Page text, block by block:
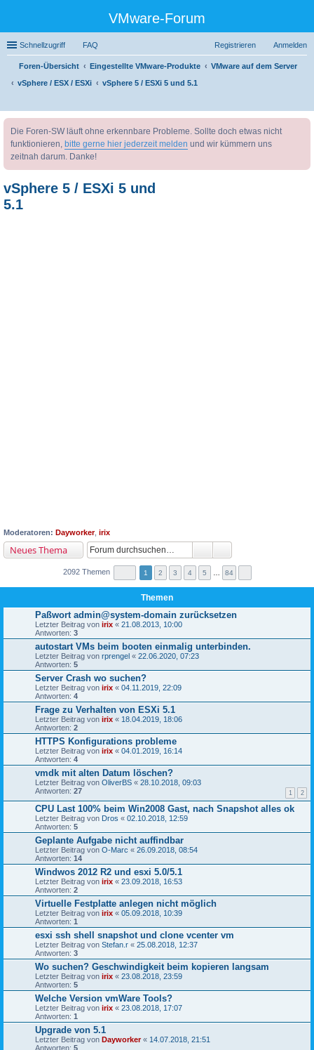
VMware-Forum
Schnellzugriff FAQ Anmelden
Registrieren
Foren-Übersicht Eingestellte VMware-Produkte
VMware auf dem Server
vSphere / ESX / ESXi
vSphere 5 / ESXi 5 und 5.1
uc
Die Foren-SW läuft ohne erkennbare Probleme. Sollte doch etwas nicht
funktionieren, bitte gerne hier jederzeit melden und wir kümmern uns
zeitnah darum. Danke!
vSphere 5 / ESXi 5 und
5.1
Moderatoren: Dayworker, irix
Neues Thema
2092 Themen 1 2 3 4 5 84
Themen
Paßwort admin@system-domain zurücksetzen
Letzter Beitrag von irix « 21.08.2013, 10:00
Antworten: 3
autostart VMs beim booten einmalig unterbinden.
Letzter Beitrag von rprengel « 22.06.2020, 07:23
Antworten: 5
Server Crash wo suchen?
Letzter Beitrag von irix « 04.11.2019, 22:09
Antworten: 4
Frage zu Verhalten von ESXi 5.1
Letzter Beitrag von irix « 18.04.2019, 18:06
Antworten: 2
HTTPS Konfigurations probleme
Letzter Beitrag von irix « 04.01.2019, 16:14
Antworten: 4
vmdk mit alten Datum löschen?
Letzter Beitrag von OliverBS « 28.10.2018, 09:03
Antworten: 27 1 2
CPU Last 100% beim Win2008 Gast, nach Snapshot alles ok
Letzter Beitrag von Dros « 02.10.2018, 12:59
Antworten: 5
Geplante Aufgabe nicht auffindbar
Letzter Beitrag von O-Marc « 26.09.2018, 08:54
Antworten: 14
Windwos 2012 R2 und esxi 5.0/5.1
Letzter Beitrag von irix « 23.09.2018, 16:53
Antworten: 2
Virtuelle Festplatte anlegen nicht möglich
Letzter Beitrag von irix « 05.09.2018, 10:39
Antworten: 1
esxi ssh shell snapshot und clone vcenter vm
Letzter Beitrag von Stefan.r « 25.08.2018, 12:37
Antworten: 3
Wo suchen? Geschwindigkeit beim kopieren langsam
Letzter Beitrag von irix « 23.08.2018, 23:59
Antworten: 5
Welche Version vmWare Tools?
Letzter Beitrag von irix « 23.08.2018, 17:07
Antworten: 1
Upgrade von 5.1
Letzter Beitrag von Dayworker« 14.07.2018, 21:51
Antworten: 5